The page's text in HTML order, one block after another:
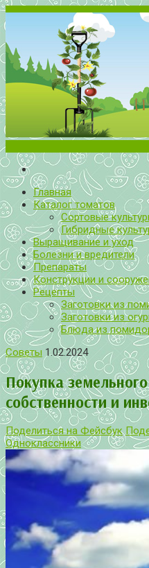
Все о томатах.
Выращивание и уход за
Главная
Каталог томатов
Сортовые
Гибридные
Выращивание и уход
Болезни и вредители
Препараты
Конструкции и
Рецепты
Заготовки из
Заготовки из
Блюда из
Советы 1.02.2024
Покупка
собственности и
Поделиться на Фейсбук
Одноклассники